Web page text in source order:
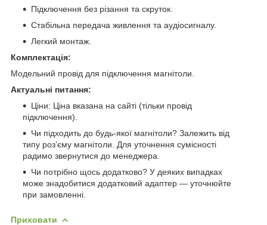
Підключення без різання та скруток.
Стабільна передача живлення та аудіосигналу.
Легкий монтаж.
Комплектація:
Модельний провід для підключення магнітоли.
Актуальні питання:
Ціни: Ціна вказана на сайті (тільки провід
підключення).
Чи підходить до будь-якої магнітоли? Залежить від
типу роз’єму магнітоли. Для уточнення сумісності
радимо звернутися до менеджера.
Чи потрібно щось додатково? У деяких випадках
може знадобитися додатковий адаптер — уточнюйте
при замовленні.
Приховати